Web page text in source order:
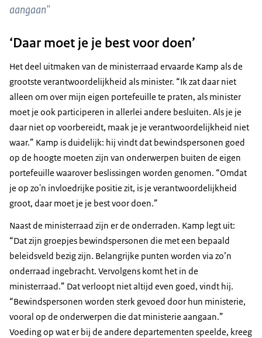
aangaan"
‘Daar moet je je best voor doen’
Het deel uitmaken van de ministerraad ervaarde Kamp als de
grootste verantwoordelijkheid als minister. “Ik zat daar niet
alleen om over mijn eigen portefeuille te praten, als minister
moet je ook participeren in allerlei andere besluiten. Als je je
daar niet op voorbereidt, maak je je verantwoordelijkheid niet
waar.” Kamp is duidelijk: hij vindt dat bewindspersonen goed
op de hoogte moeten zijn van onderwerpen buiten de eigen
portefeuille waarover beslissingen worden genomen. “Omdat
je op zo'n invloedrijke positie zit, is je verantwoordelijkheid
groot, daar moet je je best voor doen.”
Naast de ministerraad zijn er de onderraden. Kamp legt uit:
“Dat zijn groepjes bewindspersonen die met een bepaald
beleidsveld bezig zijn. Belangrijke punten worden via zo’n
onderraad ingebracht. Vervolgens komt het in de
ministerraad.” Dat verloopt niet altijd even goed, vindt hij.
“Bewindspersonen worden sterk gevoed door hun ministerie,
vooral op de onderwerpen die dat ministerie aangaan.”
Voeding op wat er bij de andere departementen speelde, kreeg